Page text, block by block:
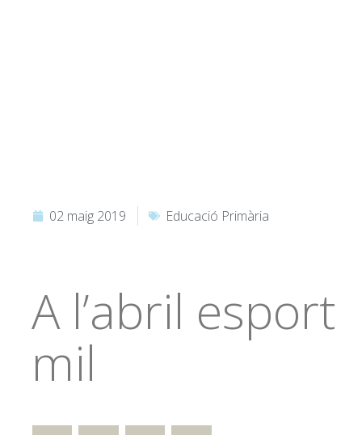
02 maig 2019 Educació Primària
A l’abril esport
mil